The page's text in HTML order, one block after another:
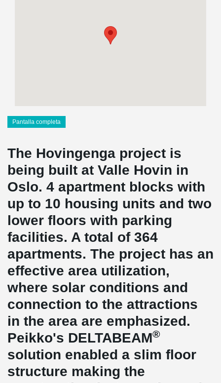
Pantalla completa
The Hovingenga project is
being built at Valle Hovin in
Oslo. 4 apartment blocks with
up to 10 housing units and two
lower floors with parking
facilities. A total of 364
apartments. The project has an
effective area utilization,
where solar conditions and
connection to the attractions
in the area are emphasized.
Peikko's DELTABEAM®
solution enabled a slim floor
structure making the